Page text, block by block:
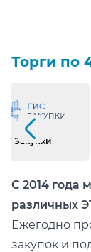
Торги по
Закупки
С 2014 года
различных
Ежегодно
закупок и